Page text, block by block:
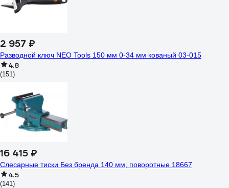
2 957 ₽
Разводной ключ NEO Tools 150 мм 0-34 мм кованый 03-015
4.8
(151)
16 415 ₽
Слесарные тиски Без бренда 140 мм, поворотные 18667
4.5
(141)